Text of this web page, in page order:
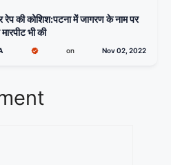
रेप की कोशिश:पटना में जागरण के नाम पर
भी की
on Nov 02, 2022